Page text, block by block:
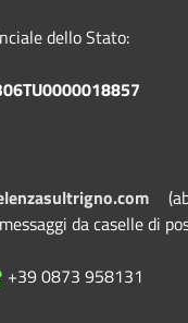
dello Stato:
da caselle di
+39 0873 958131